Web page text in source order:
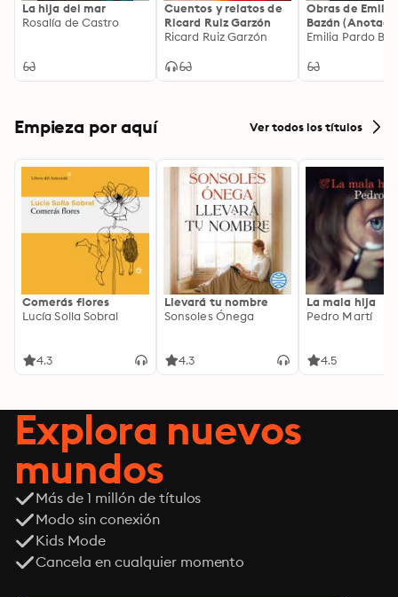
La hija del mar
Rosalía de Castro
Cuentos y relatos de
Ricard Ruiz Garzón
Ricard Ruiz Garzón
Obras de Emilia
Bazán
Edición
naturalismo y
Emilia Pardo
Empieza por aquí Ver todos los títulos
Comerás flores
Lucía Solla Sobral
4.3
Llevará tu nombre
Sonsoles Ónega
4.3
La mala hija
Pedro Martí
4.5
Explora nuevos
mundos
Más de 1 millón de títulos
Modo sin conexión
Kids Mode
Cancela en cualquier momento